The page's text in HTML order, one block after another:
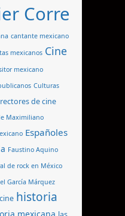
Corre
cantante mexicano
mexicanos Cine
mexicano
Culturas
de cine
Maximiliano
Españoles
Faustino Aquino
de rock en México
García Márquez
historia
mexicana